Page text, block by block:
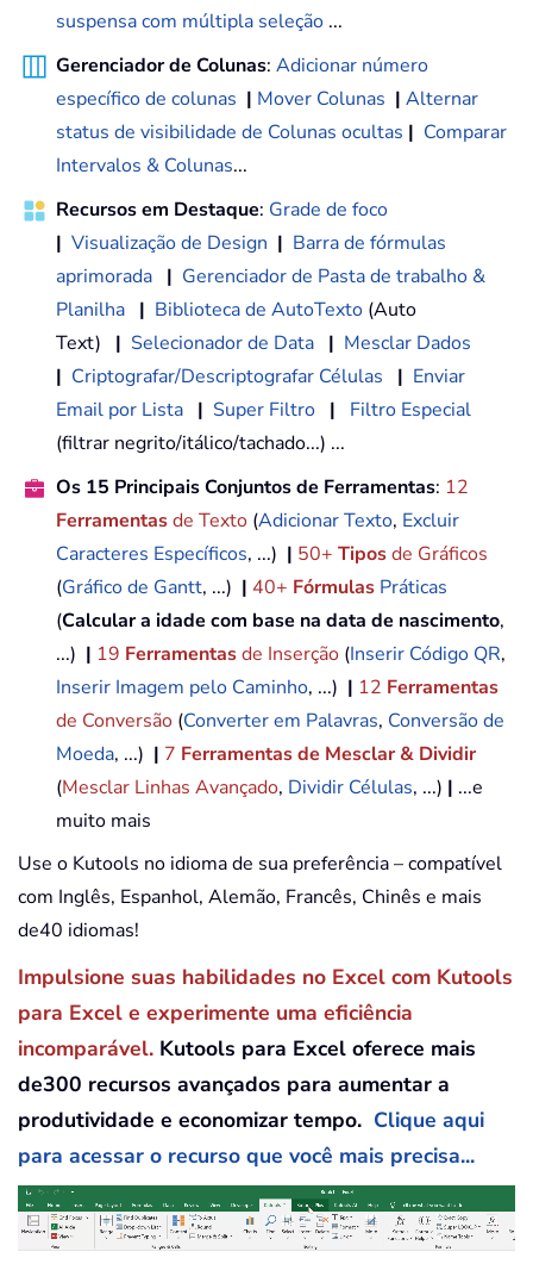
suspensa com múltipla seleção ...
Gerenciador de Colunas: Adicionar número
específico de colunas | Mover Colunas | Alternar
status de visibilidade de Colunas ocultas | Comparar
Intervalos & Colunas...
Recursos em Destaque: Grade de foco
| Visualização de Design | Barra de fórmulas
aprimorada | Gerenciador de Pasta de trabalho &
Planilha | Biblioteca de AutoTexto (Auto
Text) | Selecionador de Data | Mesclar Dados
| Criptografar/Descriptografar Células | Enviar
Email por Lista | Super Filtro |
Filtro Especial
(filtrar negrito/itálico/tachado...) ...
Os 15 Principais Conjuntos de Ferramentas: 12
Ferramentasde Texto (Adicionar Texto, Excluir
Caracteres Específicos, ...) | 50+ Tiposde Gráficos
(Gráfico de Gantt, ...) | 40+ Fórmulas Práticas
(Calcular a idade com base na data de nascimento,
...) | 19 Ferramentasde Inserção (Inserir Código QR,
Inserir Imagem pelo Caminho, ...) | 12 Ferramentas
de Conversão (Converter em Palavras, Conversão de
Moeda, ...) | 7 Ferramentas de Mesclar & Dividir
(Mesclar Linhas Avançado, Dividir Células, ...) | ...e
muito mais
Use o Kutools no idioma de sua preferência – compatível
com Inglês, Espanhol, Alemão, Francês, Chinês e mais
de40 idiomas!
Impulsione suas habilidades no Excel com Kutools
para Excel e experimente uma eficiência
incomparável. Kutools para Excel oferece mais
de300 recursos avançados para aumentar a
produtividade e economizar tempo. Clique aqui
para acessar o recurso que você mais precisa...